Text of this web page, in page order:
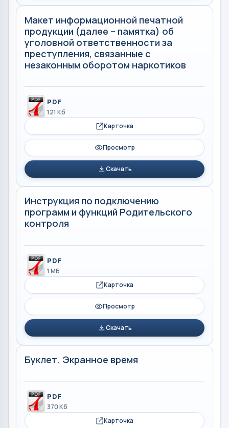
Макет информационной печатной
продукции (далее – памятка) об
уголовной ответственности за
преступления, связанные с
незаконным оборотом наркотиков
PDF
121 Кб
Карточка
Просмотр
Скачать
Инструкция по подключению
программ и функций Родительского
контроля
PDF
1 МБ
Карточка
Просмотр
Скачать
Буклет. Экранное время
PDF
370 Кб
Карточка